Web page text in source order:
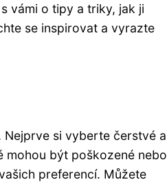
vámi o tipy a triky, jak ji
se inspirovat a vyrazte
si vyberte čerstvé a
mohou být poškozené nebo
preferencí. Můžete